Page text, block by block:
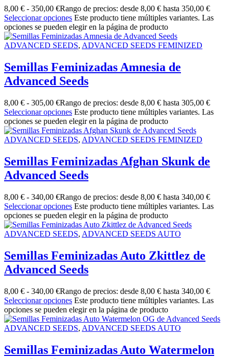
8,00 € - 350,00 €Rango de precios: desde 8,00 € hasta 350,00 €
Seleccionar opciones Este producto tiene múltiples variantes. Las
opciones se pueden elegir en la página de producto
ADVANCED SEEDS, ADVANCED SEEDS FEMINIZED
Semillas Feminizadas Amnesia de
Advanced Seeds
8,00 € - 305,00 €Rango de precios: desde 8,00 € hasta 305,00 €
Seleccionar opciones Este producto tiene múltiples variantes. Las
opciones se pueden elegir en la página de producto
ADVANCED SEEDS, ADVANCED SEEDS FEMINIZED
Semillas Feminizadas Afghan Skunk de
Advanced Seeds
8,00 € - 340,00 €Rango de precios: desde 8,00 € hasta 340,00 €
Seleccionar opciones Este producto tiene múltiples variantes. Las
opciones se pueden elegir en la página de producto
ADVANCED SEEDS, ADVANCED SEEDS AUTO
Semillas Feminizadas Auto Zkittlez de
Advanced Seeds
8,00 € - 340,00 €Rango de precios: desde 8,00 € hasta 340,00 €
Seleccionar opciones Este producto tiene múltiples variantes. Las
opciones se pueden elegir en la página de producto
ADVANCED SEEDS, ADVANCED SEEDS AUTO
Semillas Feminizadas Auto Watermelon